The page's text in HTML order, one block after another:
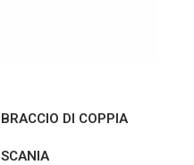
BRACCIO DI COPPIA
SCANIA